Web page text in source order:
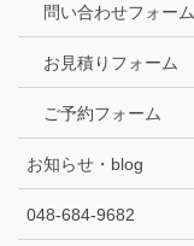
問い合わせフォーム
お見積りフォーム
ご予約フォーム
お知らせ・blog
048-684-9682